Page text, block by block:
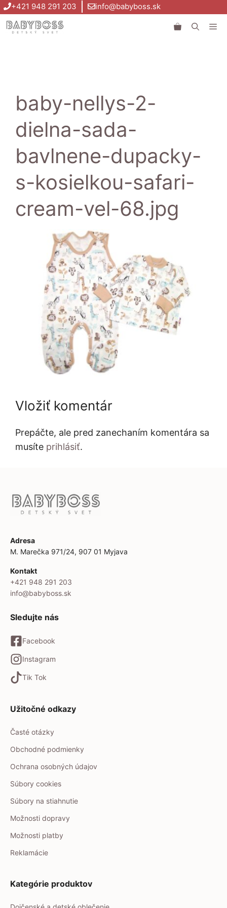
Preskočiť
na
obsah
+421 948 291 203 info@babyboss.sk
baby-nellys-2-
dielna-sada-
bavlnene-dupacky-
s-kosielkou-safari-
cream-vel-68.jpg
Vložiť komentár
Prepáčte, ale pred zanechaním komentára sa
musíte prihlásiť.
Adresa
M. Marečka 971/24, 907 01 Myjava
Kontakt
+421 948 291 203
info@babyboss.sk
Sledujte nás
Facebook
Instagram
Tik Tok
Užitočné odkazy
Časté otázky
Obchodné podmienky
Ochrana osobných údajov
Súbory cookies
Súbory na stiahnutie
Možnosti dopravy
Možnosti platby
Reklamácie
Kategórie produktov